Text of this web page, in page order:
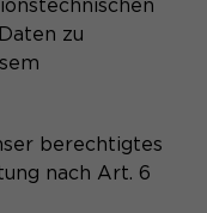
zu
berechtigtes
nach Art. 6